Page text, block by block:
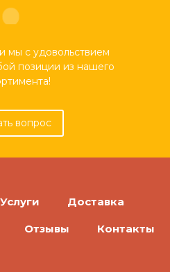
мы с удовольствием
позиции из нашего
вопрос
Услуги Доставка
Отзывы Контакты